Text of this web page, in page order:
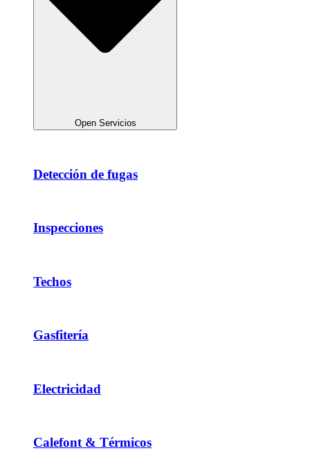
Open Servicios
Detección de fugas
Inspecciones
Techos
Gasfitería
Electricidad
Calefont & Térmicos